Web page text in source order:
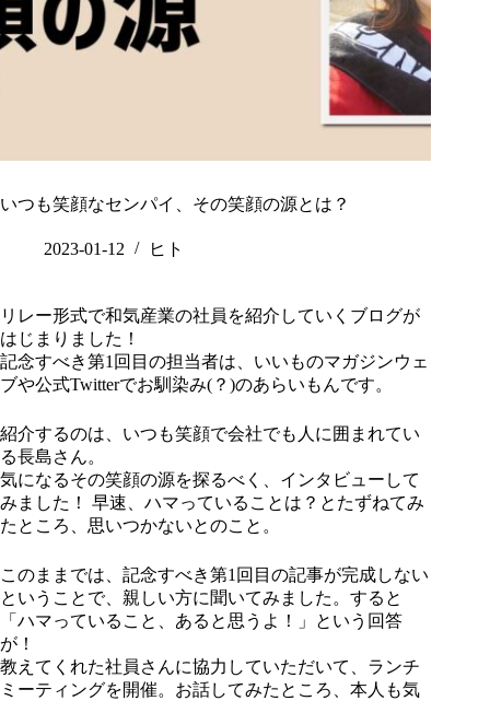
いつも笑顔なセンパイ、その笑顔の源とは？
2023-01-12 ヒト
リレー形式で和気産業の社員を紹介していくブログが
はじまりました！
記念すべき第1回目の担当者は、いいものマガジンウェ
ブや公式Twitterでお馴染み(？)のあらいもんです。
紹介するのは、いつも笑顔で会社でも人に囲まれてい
る長島さん。
気になるその笑顔の源を探るべく、インタビューして
みました！ 早速、ハマっていることは？とたずねてみ
たところ、思いつかないとのこと。
このままでは、記念すべき第1回目の記事が完成しない
ということで、親しい方に聞いてみました。すると
「ハマっていること、あると思うよ！」という回答
が！
教えてくれた社員さんに協力していただいて、ランチ
ミーティングを開催。お話してみたところ、本人も気